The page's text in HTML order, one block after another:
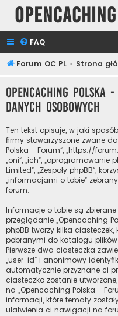
FAQ
Forum OC PL Strona
Opencaching Polska
danych osobowych
Ten tekst opisuje, w jaki
firmy stowarzyszone zwane
Polska - Forum”, „https://
„oni”, „ich”, „oprogramowanie
Limited”, „Zespoły phpBB”,
„informacjami o tobie”
forum.
Informacje o tobie są
przeglądanie „Opencaching
phpBB tworzy kilka
pobranymi do katalogu
Pierwsze dwa ciasteczka
„user-id” i anonimowy
automatycznie przyznane ci
ciasteczko zostanie
na „Opencaching Polska -
informacji, które tematy
ułatwienia ci nawigacji na